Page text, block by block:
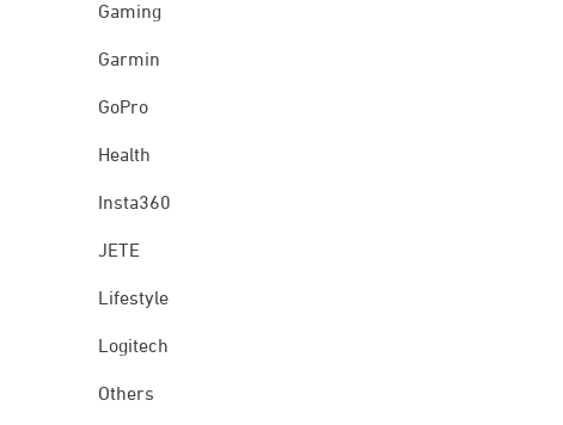
Gaming
Garmin
GoPro
Health
Insta360
JETE
Lifestyle
Logitech
Others